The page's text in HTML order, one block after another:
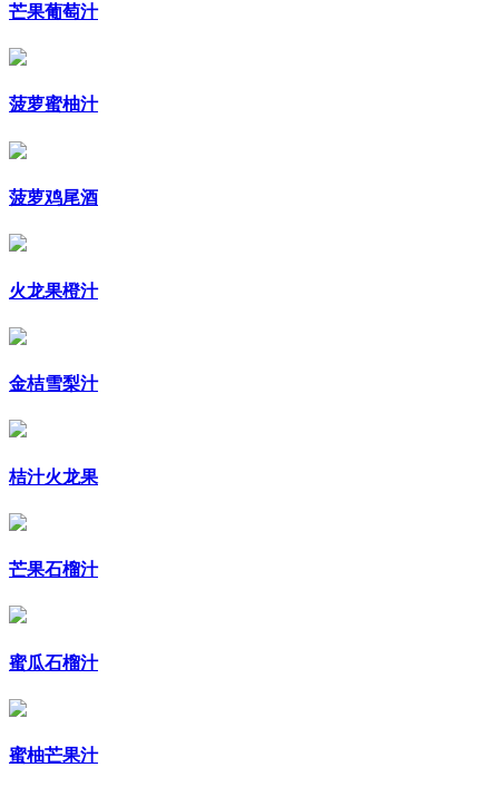
芒果葡萄汁
菠萝蜜柚汁
菠萝鸡尾酒
火龙果橙汁
金桔雪梨汁
桔汁火龙果
芒果石榴汁
蜜瓜石榴汁
蜜柚芒果汁